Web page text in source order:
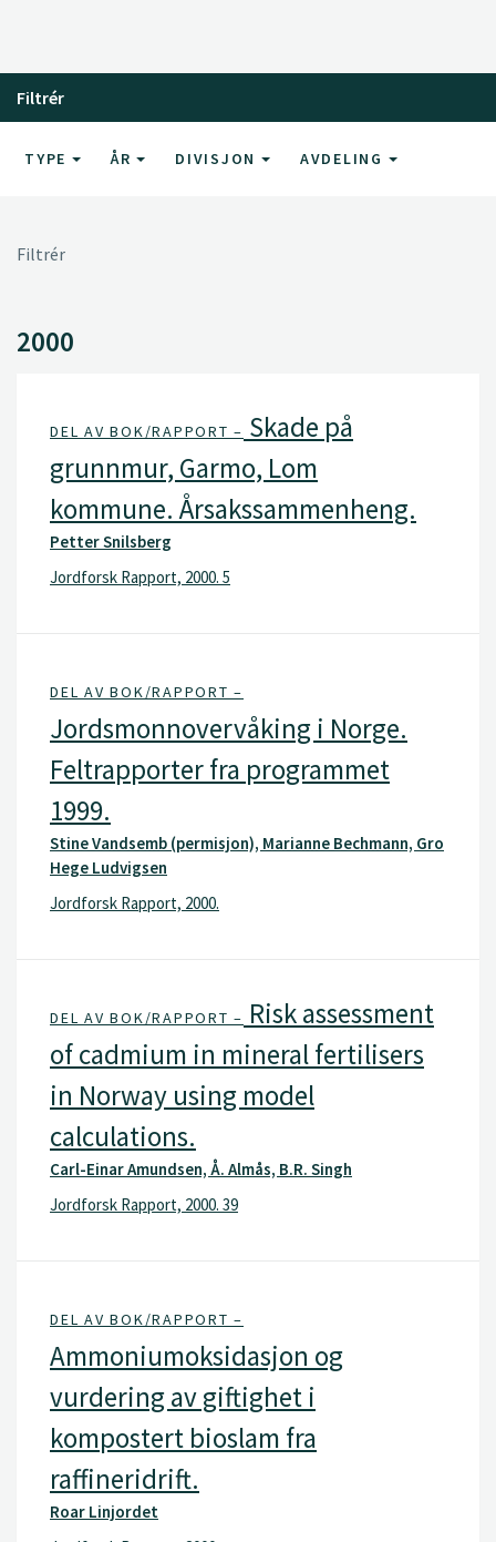
Filtrér
TYPE ÅR DIVISJON AVDELING
Filtrér
2000
DEL AV BOK/RAPPORT – Skade på
grunnmur, Garmo, Lom
kommune. Årsakssammenheng.
Petter Snilsberg
Jordforsk Rapport, 2000. 5
DEL AV BOK/RAPPORT –
Jordsmonnovervåking i Norge.
Feltrapporter fra programmet
1999.
Stine Vandsemb (permisjon), Marianne Bechmann, Gro
Hege Ludvigsen
Jordforsk Rapport, 2000.
DEL AV BOK/RAPPORT – Risk assessment
of cadmium in mineral fertilisers
in Norway using model
calculations.
Carl-Einar Amundsen, Å. Almås, B.R. Singh
Jordforsk Rapport, 2000. 39
DEL AV BOK/RAPPORT –
Ammoniumoksidasjon og
vurdering av giftighet i
kompostert bioslam fra
raffineridrift.
Roar Linjordet